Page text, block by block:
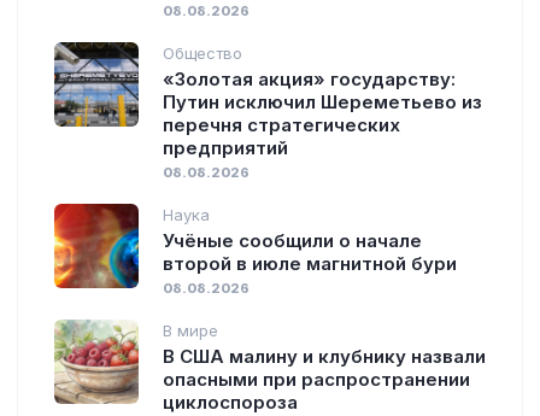
08.08.2026
Общество
«Золотая акция» государству:
Путин исключил Шереметьево из
перечня стратегических
предприятий
08.08.2026
Наука
Учёные сообщили о начале
второй в июле магнитной бури
08.08.2026
В мире
В США малину и клубнику назвали
опасными при распространении
циклоспороза